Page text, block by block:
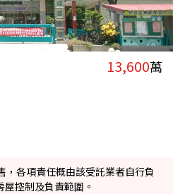
13,600萬
各項責任概由該受託業者自行負
控制及負責範圍。